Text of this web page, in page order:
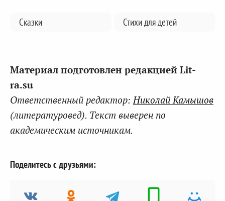
Сказки Стихи для детей
Материал подготовлен редакцией Lit-
ra.su
Ответственный редактор:Николай Камышов
(литературовед). Текст выверен по
академическим источникам.
Поделитесь с друзьями: